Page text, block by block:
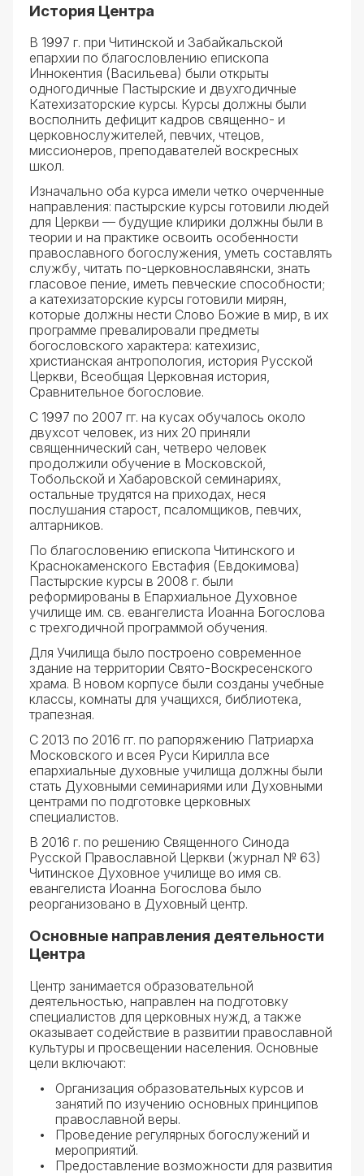
История Центра
В 1997 г. при Читинской и Забайкальской
епархии по благословлению епископа
Иннокентия (Васильева) были открыты
одногодичные Пастырские и двухгодичные
Катехизаторские курсы. Курсы должны были
восполнить дефицит кадров священно- и
церковнослужителей, певчих, чтецов,
миссионеров, преподавателей воскресных
школ.
Изначально оба курса имели четко очерченные
направления: пастырские курсы готовили людей
для Церкви — будущие клирики должны были в
теории и на практике освоить особенности
православного богослужения, уметь составлять
службу, читать по-церковнославянски, знать
гласовое пение, иметь певческие способности;
а катехизаторские курсы готовили мирян,
которые должны нести Слово Божие в мир, в их
программе превалировали предметы
богословского характера: катехизис,
христианская антропология, история Русской
Церкви, Всеобщая Церковная история,
Сравнительное богословие.
С 1997 по 2007 гг. на кусах обучалось около
двухсот человек, из них 20 приняли
священнический сан, четверо человек
продолжили обучение в Московской,
Тобольской и Хабаровской семинариях,
остальные трудятся на приходах, неся
послушания старост, псаломщиков, певчих,
алтарников.
По благословению епископа Читинского и
Краснокаменского Евстафия (Евдокимова)
Пастырские курсы в 2008 г. были
реформированы в Епархиальное Духовное
училище им. св. евангелиста Иоанна Богослова
с трехгодичной программой обучения.
Для Училища было построено современное
здание на территории Свято-Воскресенского
храма. В новом корпусе были созданы учебные
классы, комнаты для учащихся, библиотека,
трапезная.
C 2013 по 2016 гг. по рапоряжению Патриарха
Московского и всея Руси Кирилла все
епархиальные духовные училища должны были
стать Духовными семинариями или Духовными
центрами по подготовке церковных
специалистов.
В 2016 г. по решению Священного Синода
Русской Православной Церкви (журнал № 63)
Читинское Духовное училище во имя св.
евангелиста Иоанна Богослова было
реорганизовано в Духовный центр.
Основные направления деятельности
Центра
Центр занимается образовательной
деятельностью, направлен на подготовку
специалистов для церковных нужд, а также
оказывает содействие в развитии православной
культуры и просвещении населения. Основные
цели включают:
Организация образовательных курсов и
занятий по изучению основных принципов
православной веры.
Проведение регулярных богослужений и
мероприятий.
Предоставление возможности для развития